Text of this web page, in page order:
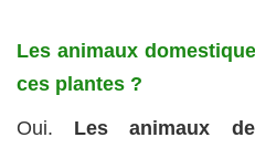
Les animaux
ces plantes ?
Oui. Les animaux